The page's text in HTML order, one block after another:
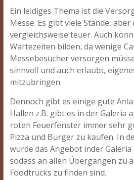
Ein leidiges Thema ist die
Messe. Es gibt viele Stände,
vergleichsweise teuer. Auch
Wartezeiten bilden, da wenige
Messebesucher versorgen
sinnvoll und auch erlaubt,
mitzubringen.
Dennoch gibt es einige gute
Hallen z.B. gibt es in der Galeria
roten Feuerfenster immer sehr
Pizza und Burger zu kaufen. In
wurde das Angebot inder
sodass an allen Übergängen zu
Foodtrucks zu finden sind.